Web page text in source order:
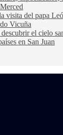
visita del papa
Vicuña
el cielo
en San Juan